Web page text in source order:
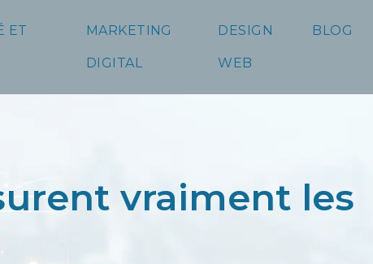
ET MARKETING
DIGITAL
DESIGN
WEB
BLOG
vraiment les